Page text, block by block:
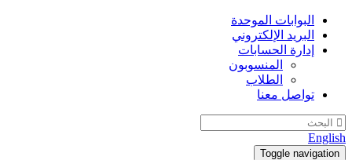
البوابات الموحدة
البريد الإلكتروني
إدارة الحسابات
المنسوبون
الطلاب
تواصل معنا
English
Toggle navigation